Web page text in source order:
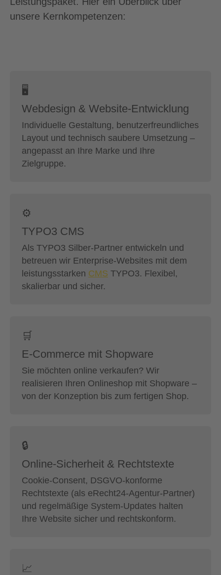
unsere Kernkompetenzen:
🖥
Webdesign & Website-Entwicklung
Individuelle Gestaltung, benutzerfreundliches
Layout und technisch saubere Umsetzung –
angepasst an Ihre Marke und Ihre
Zielgruppe.
⚙️
TYPO3 CMS
Als TYPO3 Silber-Partner entwickeln und
betreuen wir Enterprise-Websites mit dem
leistungsstarken CMS TYPO3. Flexibel,
skalierbar und sicher.
🛒
E-Commerce mit Shopware
Sie möchten online verkaufen? Wir
realisieren Ihren Onlineshop mit Shopware –
von der Konzeption bis zum fertigen Shop.
🔒
Online-Sicherheit & Rechtstexte
Cookie-Consent, DSGVO-konforme
Rechtstexte (als eRecht24-Agentur-Partner)
und regelmäßige System-Updates halten
Ihre Website sicher und rechtskonform.
📈